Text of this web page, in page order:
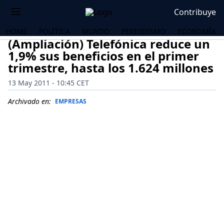
Contribuye
HOME POLÍTICA MUNDO PERIODISMO ECONOMÍA
(Ampliación) Telefónica reduce un
1,9% sus beneficios en el primer
trimestre, hasta los 1.624 millones
13 May 2011 - 10:45 CET
Archivado en: EMPRESAS